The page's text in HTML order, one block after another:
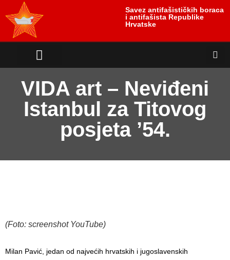
Savez antifašističkih boraca
i antifašista Republike
Hrvatske
VIDA art – Neviđeni
Istanbul za Titovog
posjeta ’54.
(Foto: screenshot YouTube)
Milan Pavić, jedan od najvećih hrvatskih i jugoslavenskih